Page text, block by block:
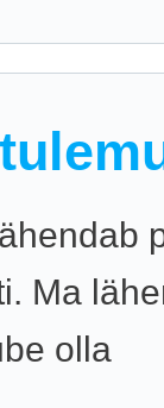
Ma
olla